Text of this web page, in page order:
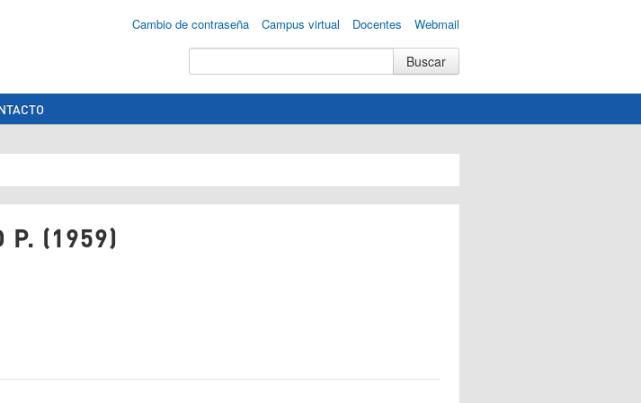
Cambio de contraseña Campus virtual Docentes Webmail
P. (1959)